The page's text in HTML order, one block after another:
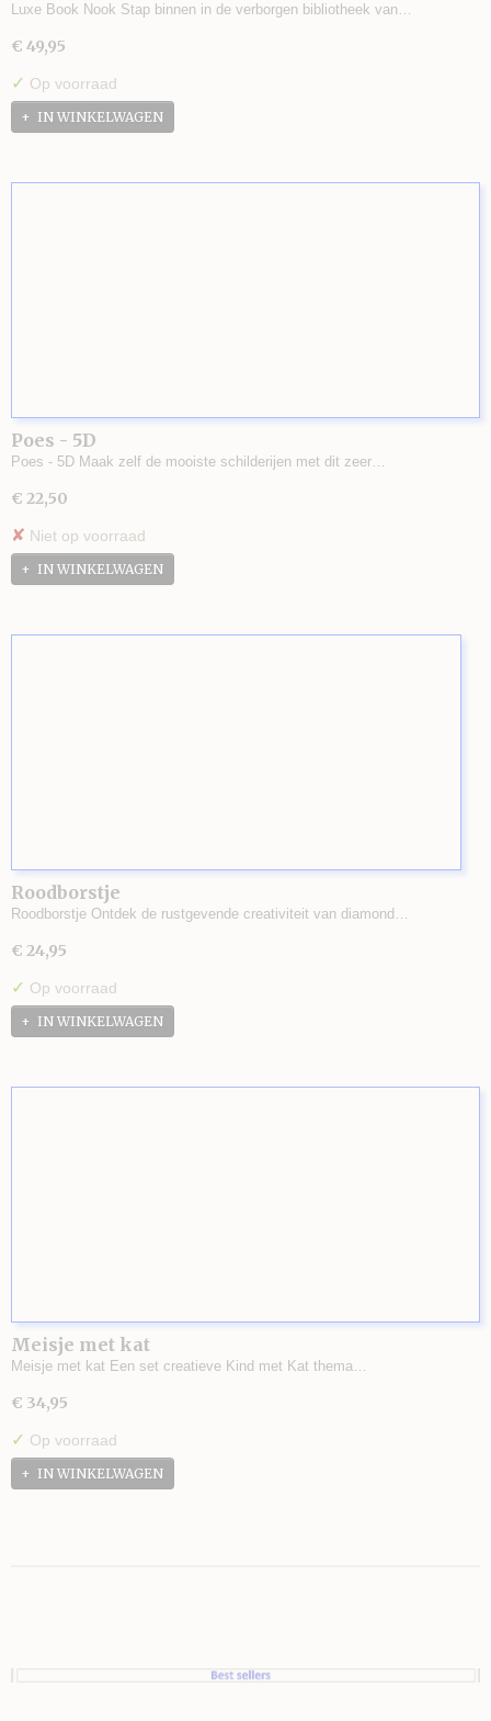
Luxe Book Nook Stap binnen in de verborgen bibliotheek van…
€ 49,95
✓ Op voorraad
IN WINKELWAGEN
Poes - 5D
Poes - 5D Maak zelf de mooiste schilderijen met dit zeer…
€ 22,50
✘ Niet op voorraad
IN WINKELWAGEN
Roodborstje
Roodborstje Ontdek de rustgevende creativiteit van diamond…
€ 24,95
✓ Op voorraad
IN WINKELWAGEN
Meisje met kat
Meisje met kat Een set creatieve Kind met Kat thema…
€ 34,95
✓ Op voorraad
IN WINKELWAGEN